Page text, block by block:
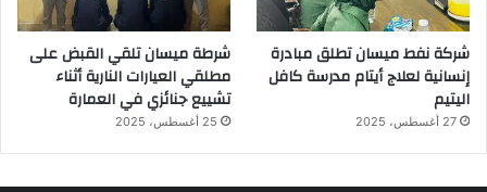
شركة نفط ميسان تطلق مبادرة
إنسانية لعلاج أيتام مدرسة كافل
اليتيم
27 أغسطس، 2025
شرطة ميسان تلقي القبض على
مطلقي العيارات النارية أثناء
تشييع جنائزي في العمارة
25 أغسطس، 2025